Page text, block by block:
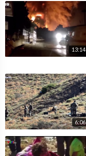
13:14
6:06